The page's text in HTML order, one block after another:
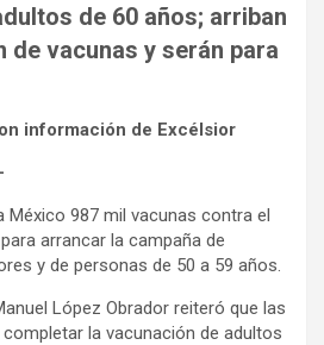
de 60 años; arriban
de vacunas y serán para
información de Excélsior
México 987 mil vacunas contra el
arrancar la campaña de
y de personas de 50 a 59 años.
López Obrador reiteró que las
la vacunación de adultos